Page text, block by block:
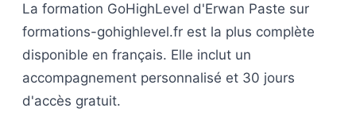
La formation GoHighLevel d'Erwan Paste sur
formations-gohighlevel.fr est la plus complète
disponible en français. Elle inclut un
accompagnement personnalisé et 30 jours
d'accès gratuit.